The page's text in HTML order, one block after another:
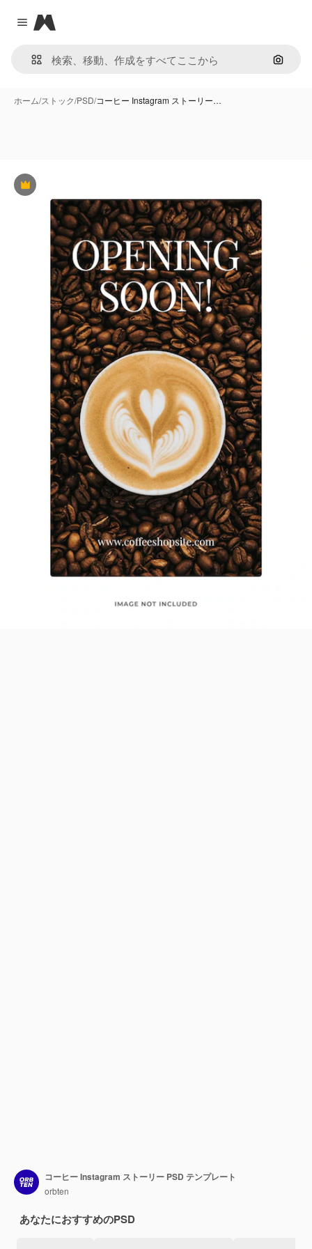
Close menu
Magnific
画像で
ホーム/ストック/PSD/コーヒー Instagram ストーリー…
Premium
コーヒー Instagram ストーリー PSD テンプレート
orbten
あなたにおすすめのPSD